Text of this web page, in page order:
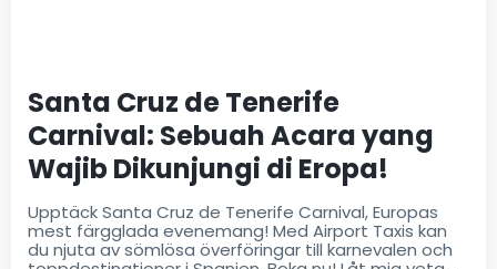
Santa Cruz de Tenerife
Carnival: Sebuah Acara yang
Wajib Dikunjungi di Eropa!
Upptäck Santa Cruz de Tenerife Carnival, Europas
mest färgglada evenemang! Med Airport Taxis kan
du njuta av sömlösa överföringar till karnevalen och